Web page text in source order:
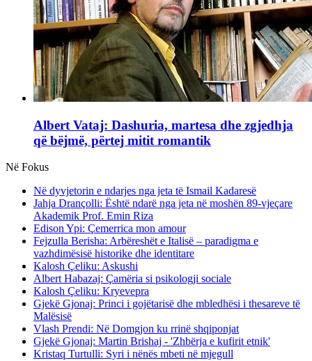
Albert Vataj: Dashuria, martesa dhe zgjedhja
që bëjmë, përtej mitit romantik
Në Fokus
Në dyvjetorin e ndarjes nga jeta të Ismail Kadaresë
Jahja Drançolli: Është ndarë nga jeta në moshën 89-vjeçare
Akademik Prof. Emin Riza
Edison Ypi: Çemerrica mon amour
Fejzulla Berisha: Arbëreshët e Italisë – paradigma e
vazhdimësisë historike dhe identitare
Kalosh Çeliku: Askushi
Albert Habazaj: Çamëria si psikologji sociale
Kalosh Çeliku: Kryevepra
Gjekë Gjonaj: Princi i gojëtarisë dhe mbledhësi i thesareve të
Malësisë
Vlash Prendi: Në Domgjon ku rrinë shqiponjat
Gjekë Gjonaj: Martin Brishaj - 'Zhbërja e kufirit etnik'
Kristaq Turtulli: Syri i nënës mbeti në mjegull